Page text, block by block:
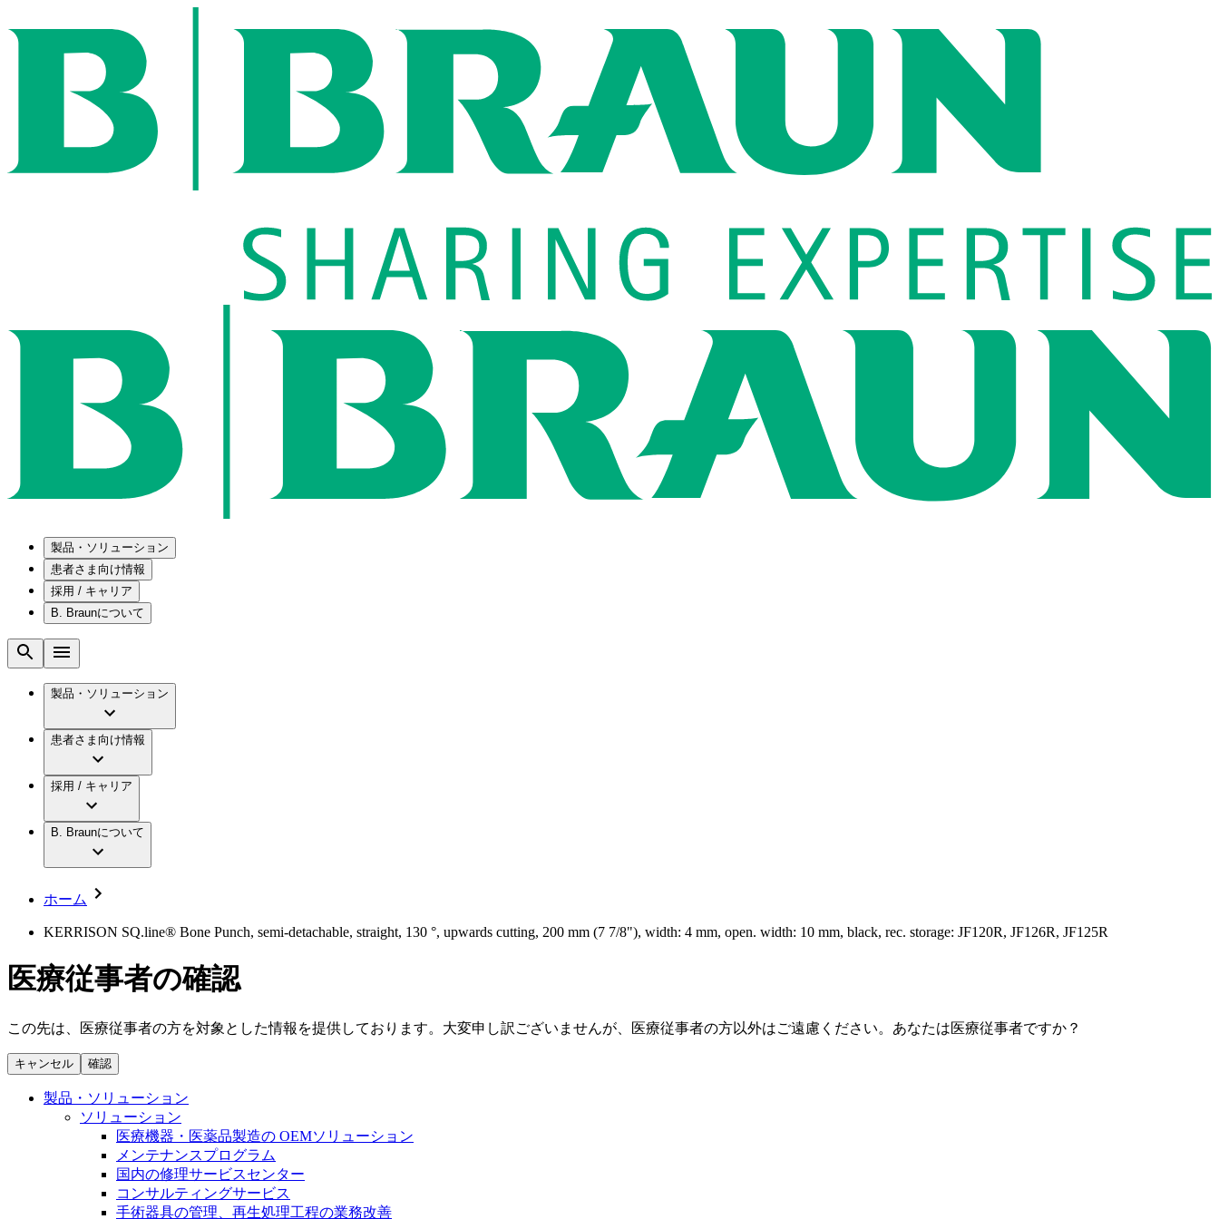
製品・ソリューション
ソリューション
国内の修理サービスセンター
コンサルティングサービス
製品・診療領域
コンチネンスケア
輸液療法
脳神経外科
手術用鋼製器具と滅菌コンテナーシステム
パワーシステム
縫合糸 / 皮膚用接着剤
血管内塞栓術
ソリューション
患者さま向け情報
腰椎椎間板ヘルニアについて
水頭症について
慢性創傷の治癒
アクトリーン ハイライト カテ
アクトリーン ハイライト セット
疾患・症状
採用 / キャリア
ビー・ブラウンエースクラップ株式会社の採用情報
グローバル（B. Braunグループ）の採用情報
グローバル（B. Braunグループ）の会社概要
キャリア（B. Braunで働くということ）
グローバルの社員ストーリー
採用情報
B. Braunについて
ビジョンとバリュー
ブランド
エースクラップアカデミー
私たちの責任
サステナビリティ
お問合せフォーム
取材・撮影のお申込み
ニューススペース
会社
私たちの責任
製品・ソリューション
患者さま向け情報
採用 / キャリア
B. Braunについて
ホーム
KERRISON SQ.line® Bone Punch, semi-detachable, straight, 130 °, upwards cutting, 200 mm (7 7/8"), width: 4 mm, open. width: 10 mm, black, rec. storage: JF120R, JF126R, JF125R
医療従事者の確認
この先は、医療従事者の方を対象とした情報を提供しております。大変申し訳ございませんが、医療従事者の方以外はご遠慮ください。あなたは医療従事者ですか？
キャンセル 確認
製品・ソリューション
ソリューション
医療機器・医薬品製造の OEMソリューション
メンテナンスプログラム
国内の修理サービスセンター
コンサルティングサービス
手術器具の管理、再生処理工程の業務改善